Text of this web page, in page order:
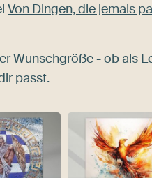
Von Dingen, die jemals
Wunschgröße - ob als
passt.